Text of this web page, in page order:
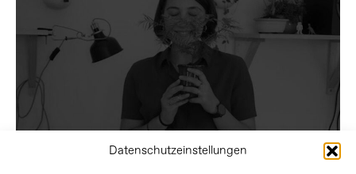
Datenschutzeinstellungen